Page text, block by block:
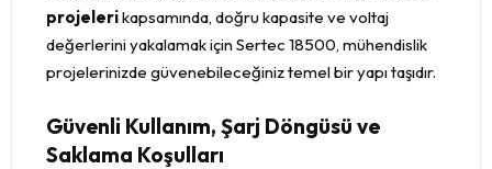
projelerikapsamında, doğru kapasite ve voltaj
değerlerini yakalamak için Sertec 18500, mühendislik
projelerinizde güvenebileceğiniz temel bir yapı taşıdır.
Güvenli Kullanım, Şarj Döngüsü ve
Saklama Koşulları